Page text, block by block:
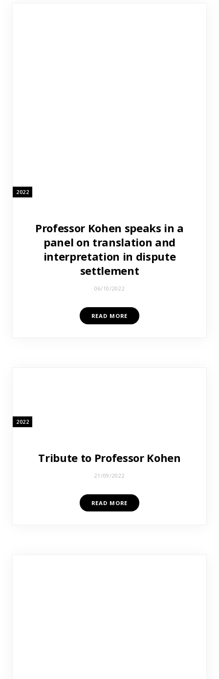
2022
Professor Kohen speaks in a
panel on translation and
interpretation in dispute
settlement
06/10/2022
READ MORE
2022
Tribute to Professor Kohen
21/09/2022
READ MORE